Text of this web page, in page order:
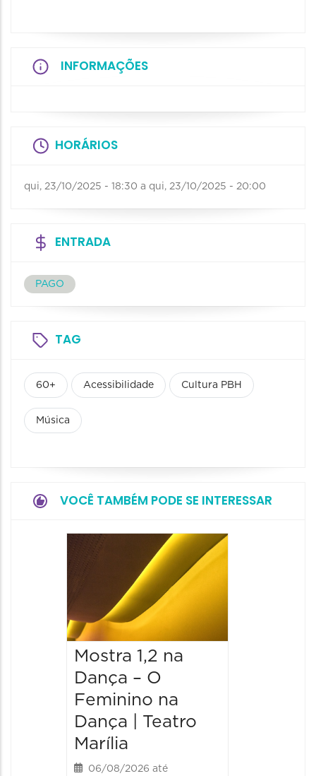
INFORMAÇÕES
HORÁRIOS
qui, 23/10/2025 - 18:30 a qui, 23/10/2025 - 20:00
ENTRADA
PAGO
TAG
60+ Acessibilidade Cultura PBH
Música
VOCÊ TAMBÉM PODE SE INTERESSAR
Mostra 1,2 na
Dança – O
Feminino na
Dança | Teatro
Marília
06/08/2026 até